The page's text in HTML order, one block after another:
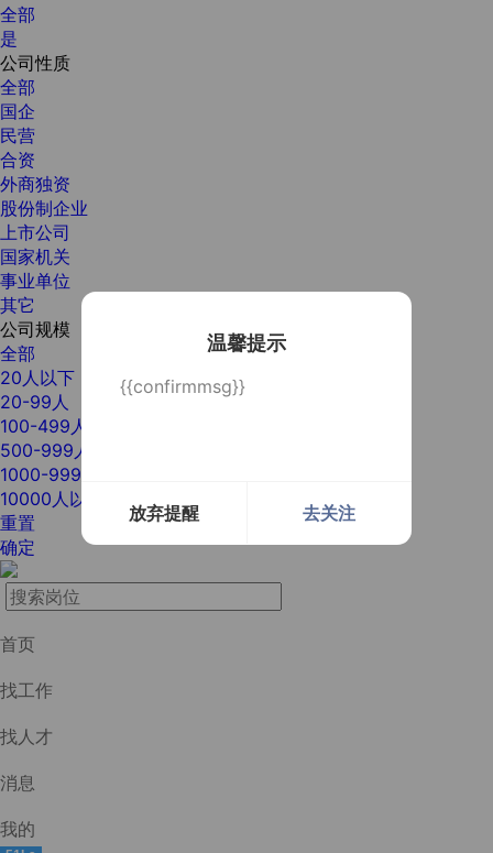
温馨提示
{{confirmmsg}}
放弃提醒 去关注
全部
是
公司性质
全部
国企
民营
合资
外商独资
股份制企业
上市公司
国家机关
事业单位
其它
公司规模
全部
20人以下
20-99人
100-499人
500-999人
1000-9999人
10000人以上
重置
确定
首页
找工作
找人才
消息
我的